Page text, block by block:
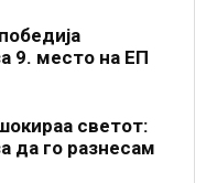
9. место на ЕП
светот:
да го разнесам